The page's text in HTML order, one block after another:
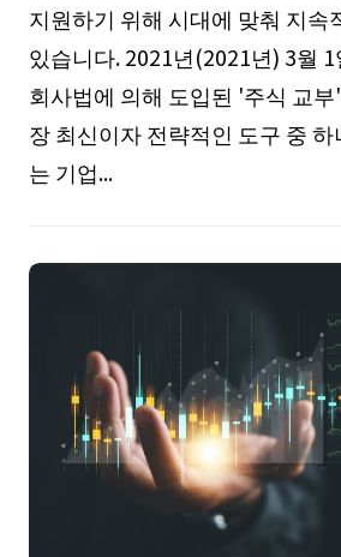
지원하기 위해 시대에 맞춰 지속
있습니다. 2021년(2021년) 3월
회사법에 의해 도입된 '주식 교
장 최신이자 전략적인 도구 중 하
는 기업...